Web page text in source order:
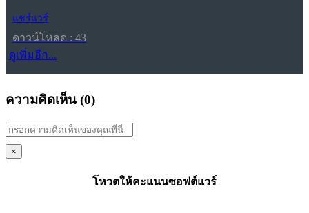
แชร์แวร์
ดาวน์โหลด : 43
ดูเพิ่มอีก...
ความคิดเห็น (0)
×
โหวตให้คะแนนซอฟต์แวร์